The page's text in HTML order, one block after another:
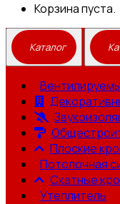
Корзина пуста.
Плоские
Потолочная
Скатные
Утеплитель